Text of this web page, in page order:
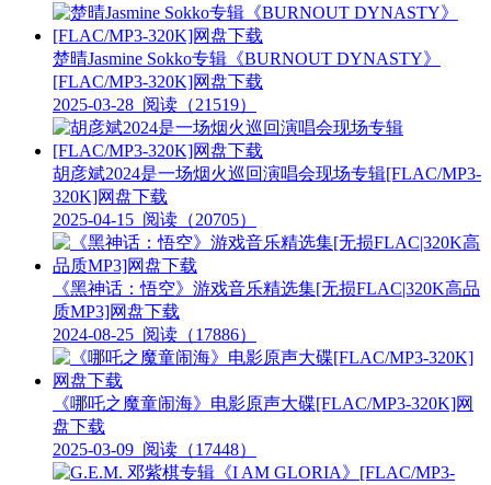
楚晴Jasmine Sokko专辑《BURNOUT DYNASTY》
[FLAC/MP3-320K]网盘下载
2025-03-28 阅读（21519）
胡彦斌2024是一场烟火巡回演唱会现场专辑[FLAC/MP3-
320K]网盘下载
2025-04-15 阅读（20705）
《黑神话：悟空》游戏音乐精选集[无损FLAC|320K高品
质MP3]网盘下载
2024-08-25 阅读（17886）
《哪吒之魔童闹海》电影原声大碟[FLAC/MP3-320K]网
盘下载
2025-03-09 阅读（17448）